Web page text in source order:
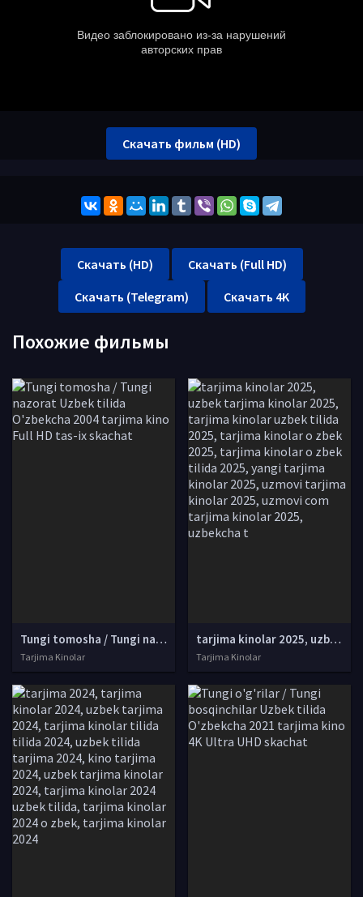
Скачать фильм (HD)
Скачать (HD)
Скачать (Full HD)
Скачать (Telegram)
Скачать 4K
Похожие фильмы
Tungi tomosha / Tungi nazorat Uzbek tilida O'zbekcha 2004 tarjima kino Full HD tas-ix skachat
Tarjima Kinolar
tarjima kinolar 2025, uzbek tarjima kinolar 2025, tarjima kinolar uzbek tilida 2025, tarjima kinolar o zbek 2025, tarjima kinolar o zbek tilida 2025, yangi tarjima kinolar 2025, uzmovi tarjima kinolar 2025, uzmovi com tarjima kinolar 2025, uzbekcha t
Tarjima Kinolar